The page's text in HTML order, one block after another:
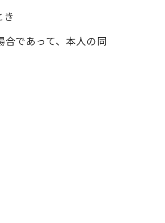
であって、本人の同